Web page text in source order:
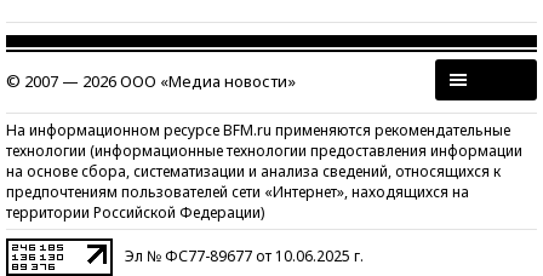
© 2007 — 2026 ООО «Медиа новости»
На информационном ресурсе BFM.ru применяются рекомендательные
технологии (информационные технологии предоставления информации
на основе сбора, систематизации и анализа сведений, относящихся к
предпочтениям пользователей сети «Интернет», находящихся на
территории Российской Федерации)
Эл № ФС77-89677 от 10.06.2025 г.